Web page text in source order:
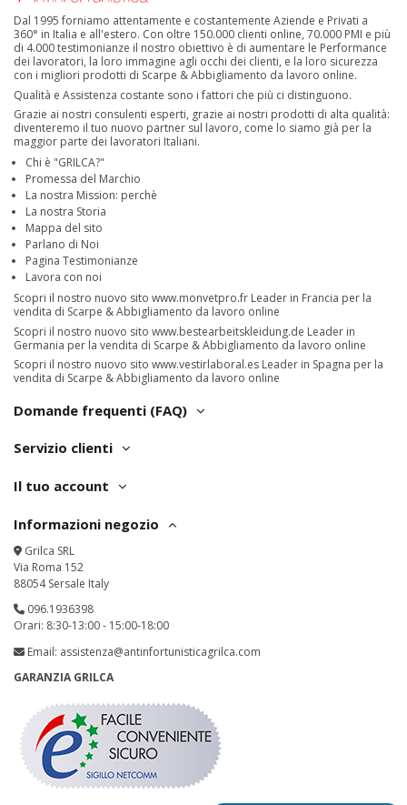
Dal 1995 forniamo attentamente e costantemente Aziende e Privati a
360° in Italia e all'estero. Con oltre 150.000 clienti online, 70.000 PMI e più
di 4.000 testimonianze il nostro obiettivo è di aumentare le Performance
dei lavoratori, la loro immagine agli occhi dei clienti, e la loro sicurezza
con i migliori prodotti di Scarpe & Abbigliamento da lavoro online.
Qualità e Assistenza costante sono i fattori che più ci distinguono.
Grazie ai nostri consulenti esperti, grazie ai nostri prodotti di alta qualità:
diventeremo il tuo nuovo partner sul lavoro, come lo siamo già per la
maggior parte dei lavoratori Italiani.
Chi è "GRILCA?"
Promessa del Marchio
La nostra Mission: perchè
La nostra Storia
Mappa del sito
Parlano di Noi
Pagina Testimonianze
Lavora con noi
Scopri il nostro nuovo sito www.monvetpro.fr Leader in Francia per la
vendita di Scarpe & Abbigliamento da lavoro online
Scopri il nostro nuovo sito www.bestearbeitskleidung.de Leader in
Germania per la vendita di Scarpe & Abbigliamento da lavoro online
Scopri il nostro nuovo sito www.vestirlaboral.es Leader in Spagna per la
vendita di Scarpe & Abbigliamento da lavoro online
Domande frequenti (FAQ)
Servizio clienti
Il tuo account
Informazioni negozio
Grilca SRL
Via Roma 152
88054 Sersale Italy
096.1936398
Orari: 8:30-13:00 - 15:00-18:00
Email: assistenza@antinfortunisticagrilca.com
GARANZIA GRILCA